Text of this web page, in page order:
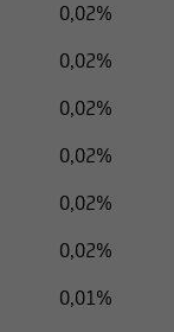
0,02%
0,02%
0,02%
0,02%
0,02%
0,02%
0,01%